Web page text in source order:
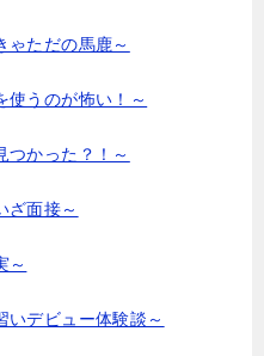
ゃただの馬鹿～
使うのが怖い！～
つかった？！～
ざ面接～
～
いデビュー体験談～